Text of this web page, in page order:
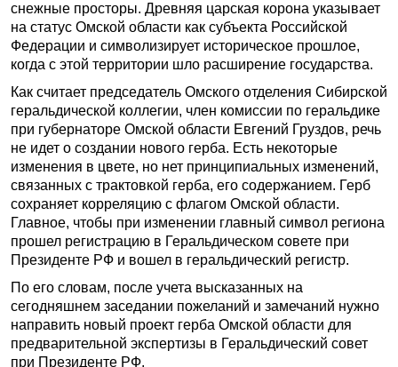
снежные просторы. Древняя царская корона указывает
на статус Омской области как субъекта Российской
Федерации и символизирует историческое прошлое,
когда с этой территории шло расширение государства.
Как считает председатель Омского отделения Сибирской
геральдической коллегии, член комиссии по геральдике
при губернаторе Омской области Евгений Груздов, речь
не идет о создании нового герба. Есть некоторые
изменения в цвете, но нет принципиальных изменений,
связанных с трактовкой герба, его содержанием. Герб
сохраняет корреляцию с флагом Омской области.
Главное, чтобы при изменении главный символ региона
прошел регистрацию в Геральдическом совете при
Президенте РФ и вошел в геральдический регистр.
По его словам, после учета высказанных на
сегодняшнем заседании пожеланий и замечаний нужно
направить новый проект герба Омской области для
предварительной экспертизы в Геральдический совет
при Президенте РФ.